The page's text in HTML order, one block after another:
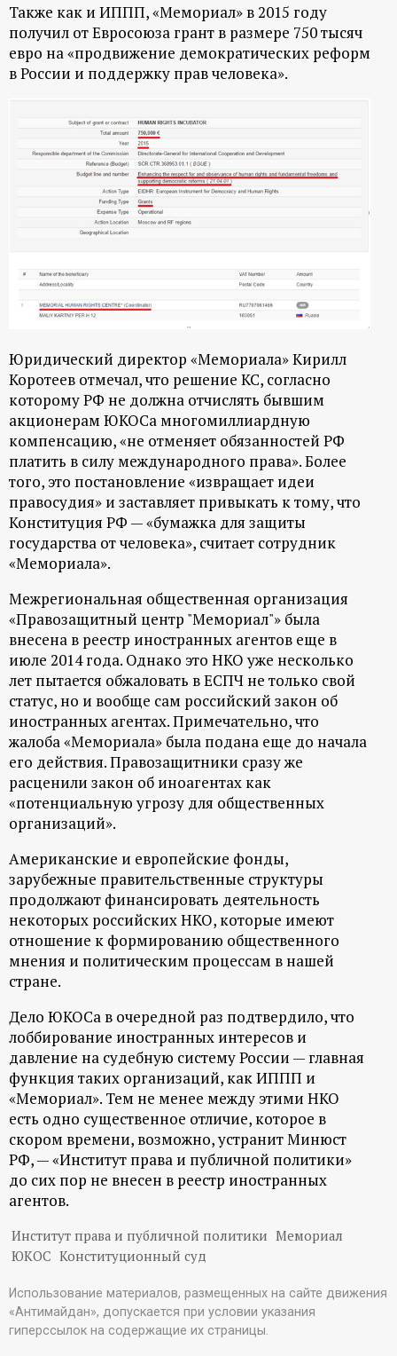
Также как и ИППП, «Мемориал» в 2015 году
получил от Евросоюза грант в размере 750 тысяч
евро на «продвижение демократических реформ
в России и поддержку прав человека».
Юридический директор «Мемориала» Кирилл
Коротеев отмечал, что решение КС, согласно
которому РФ не должна отчислять бывшим
акционерам ЮКОСа многомиллиардную
компенсацию, «не отменяет обязанностей РФ
платить в силу международного права». Более
того, это постановление «извращает идеи
правосудия» и заставляет привыкать к тому, что
Конституция РФ — «бумажка для защиты
государства от человека», считает сотрудник
«Мемориала».
Межрегиональная общественная организация
«Правозащитный центр "Мемориал"» была
внесена в реестр иностранных агентов еще в
июле 2014 года. Однако это НКО уже несколько
лет пытается обжаловать в ЕСПЧ не только свой
статус, но и вообще сам российский закон об
иностранных агентах. Примечательно, что
жалоба «Мемориала» была подана еще до начала
его действия. Правозащитники сразу же
расценили закон об иноагентах как
«потенциальную угрозу для общественных
организаций».
Американские и европейские фонды,
зарубежные правительственные структуры
продолжают финансировать деятельность
некоторых российских НКО, которые имеют
отношение к формированию общественного
мнения и политическим процессам в нашей
стране.
Дело ЮКОСа в очередной раз подтвердило, что
лоббирование иностранных интересов и
давление на судебную систему России — главная
функция таких организаций, как ИППП и
«Мемориал». Тем не менее между этими НКО
есть одно существенное отличие, которое в
скором времени, возможно, устранит Минюст
РФ, — «Институт права и публичной политики»
до сих пор не внесен в реестр иностранных
агентов.
Институт права и публичной политики Мемориал
ЮКОС Конституционный суд
Использование материалов, размещенных на сайте движения
«Антимайдан», допускается при условии указания
гиперссылок на содержащие их страницы.